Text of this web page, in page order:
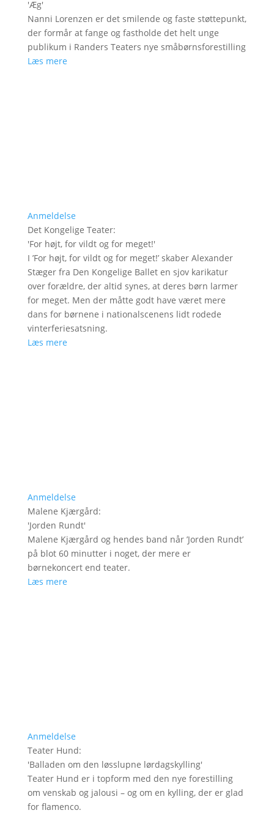
'Æg'
Nanni Lorenzen er det smilende og faste støttepunkt,
der formår at fange og fastholde det helt unge
publikum i Randers Teaters nye småbørnsforestilling
Læs mere
Anmeldelse
Det Kongelige Teater:
'For højt, for vildt og for meget!'
I ’For højt, for vildt og for meget!’ skaber Alexander
Stæger fra Den Kongelige Ballet en sjov karikatur
over forældre, der altid synes, at deres børn larmer
for meget. Men der måtte godt have været mere
dans for børnene i nationalscenens lidt rodede
vinterferiesatsning.
Læs mere
Anmeldelse
Malene Kjærgård:
'Jorden Rundt'
Malene Kjærgård og hendes band når ’Jorden Rundt’
på blot 60 minutter i noget, der mere er
børnekoncert end teater.
Læs mere
Anmeldelse
Teater Hund:
'Balladen om den løsslupne lørdagskylling'
Teater Hund er i topform med den nye forestilling
om venskab og jalousi – og om en kylling, der er glad
for flamenco.